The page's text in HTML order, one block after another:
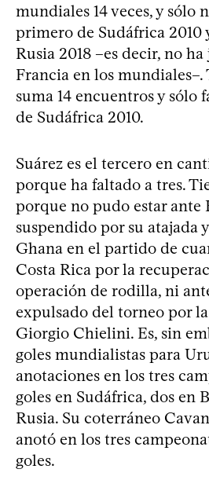
mundiales 14 veces, y sólo
primero de Sudáfrica 2010
Rusia 2018 –es decir, no
Francia en los
suma 14 encuentros y sólo
de Sudáfrica 2010.
Suárez es el tercero en
porque ha faltado a tres.
porque no pudo estar ante
suspendido por su atajada
Ghana en el partido de
Costa Rica por la
operación de rodilla, ni
expulsado del torneo por
Giorgio Chielini. Es, sin
goles mundialistas para
anotaciones en los tres
goles en Sudáfrica, dos en
Rusia. Su coterráneo
anotó en los tres
goles.